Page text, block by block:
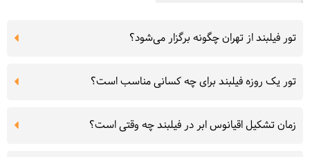
تور فیلبند از تهران چگونه برگزار می‌شود؟
تور یک روزه فیلبند برای چه کسانی مناسب است؟
زمان تشکیل اقیانوس ابر در فیلبند چه وقتی است؟